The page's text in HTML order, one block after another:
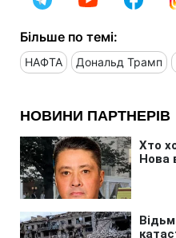
Більше по темі:
НАФТА Дональд Трамп